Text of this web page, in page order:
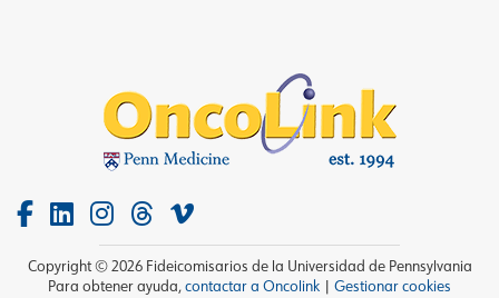
Copyright © 2026 Fideicomisarios de la Universidad de Pennsylvania
Para obtener ayuda,contactar a Oncolink | Gestionar cookies